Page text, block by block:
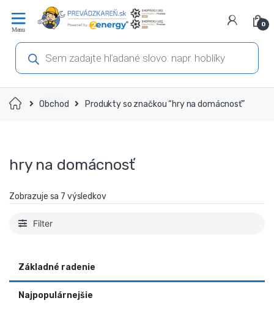
navigáciu
obsah
0
Products
search
Domov Obchod Produkty so značkou “hry na domácnosť”
hry na domácnosť
Zobrazuje sa 7 výsledkov
Filter
Základné radenie
Najpopulárnejšie